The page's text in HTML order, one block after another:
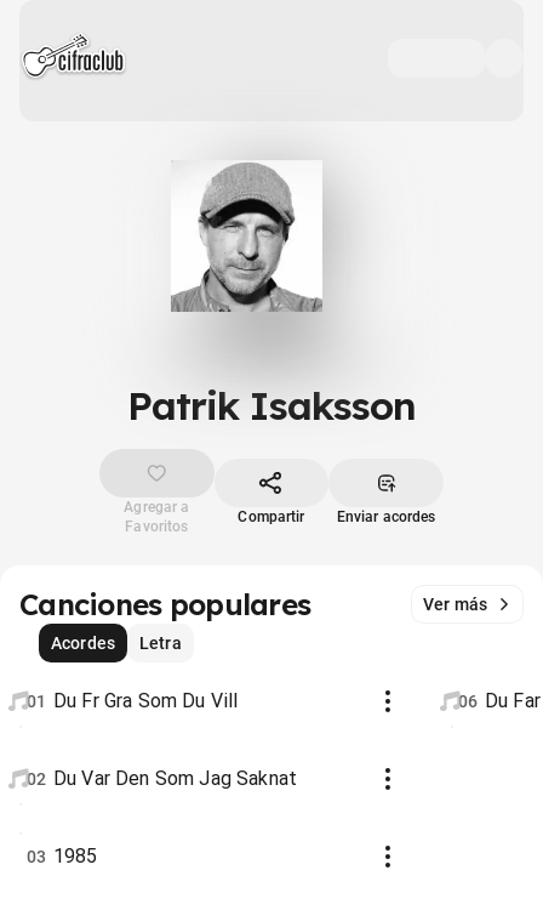
Patrik Isaksson
Agregar a
Favoritos
Compartir Enviar acordes
Canciones populares
Ver más
Acordes
Letra
01 Du Fr Gra Som Du Vill
02 Du Var Den Som Jag Saknat
03 1985
06 Du